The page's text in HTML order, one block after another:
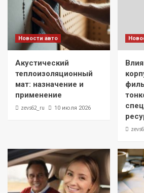
Новости авто
Акустический
теплоизоляционный
мат: назначение и
применение
zevs62_ru 10 июля 2026